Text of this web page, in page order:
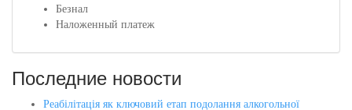
Безнал
Наложенный платеж
Последние новости
Реабілітація як ключовий етап подолання алкогольної